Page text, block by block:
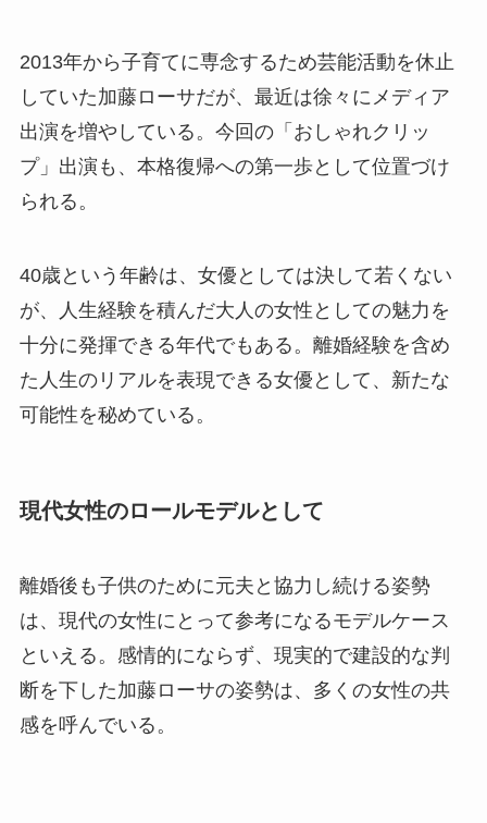
2013年から子育てに専念するため芸能活動を休止
していた加藤ローサだが、最近は徐々にメディア
出演を増やしている。今回の「おしゃれクリッ
プ」出演も、本格復帰への第一歩として位置づけ
られる。
40歳という年齢は、女優としては決して若くない
が、人生経験を積んだ大人の女性としての魅力を
十分に発揮できる年代でもある。離婚経験を含め
た人生のリアルを表現できる女優として、新たな
可能性を秘めている。
現代女性のロールモデルとして
離婚後も子供のために元夫と協力し続ける姿勢
は、現代の女性にとって参考になるモデルケース
といえる。感情的にならず、現実的で建設的な判
断を下した加藤ローサの姿勢は、多くの女性の共
感を呼んでいる。